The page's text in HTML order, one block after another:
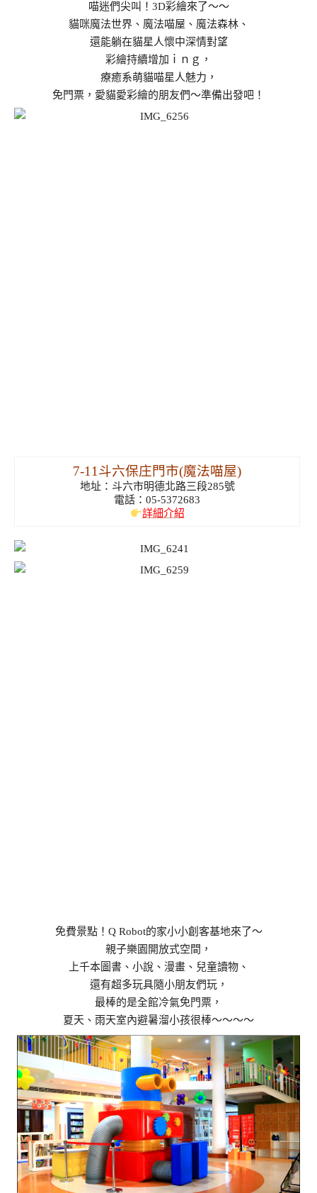
喵迷們尖叫！3D彩繪來了～～
貓咪魔法世界、魔法喵屋、魔法森林、
還能躺在貓星人懷中深情對望
彩繪持續增加ｉｎｇ，
療癒系萌貓喵星人魅力，
免門票，愛貓愛彩繪的朋友們～準備出發吧！
7-11斗六保庄門市(魔法喵屋)
地址：斗六市明德北路三段285號
電話：05-5372683
詳細介紹
免費景點！Q Robot的家小小創客基地來了～
親子樂園開放式空間，
上千本圖書、小說、漫畫、兒童讀物、
還有超多玩具隨小朋友們玩，
最棒的是全館冷氣免門票，
夏天、雨天室內避暑溜小孩很棒～～～～